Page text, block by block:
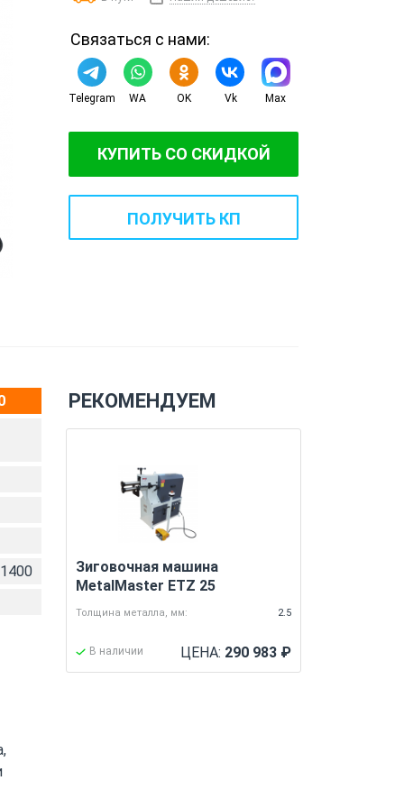
Связаться с нами:
Telegram WA OK Vk Max
КУПИТЬ СО СКИДКОЙ
ПОЛУЧИТЬ КП
РЕКОМЕНДУЕМ
Зиговочная машина
MetalMaster ETZ 25
Толщина металла, мм: 2.5
В наличии ЦЕНА: 290 983 ₽